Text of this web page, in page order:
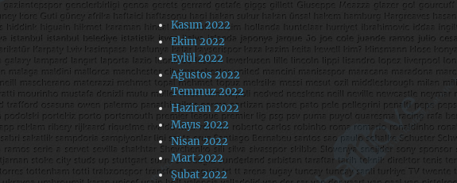
Kasım 2022
Ekim 2022
Eylül 2022
Ağustos 2022
Temmuz 2022
Haziran 2022
Mayıs 2022
Nisan 2022
Mart 2022
Şubat 2022